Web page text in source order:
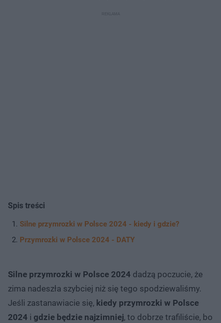
Spis treści
Silne przymrozki w Polsce 2024 - kiedy i gdzie?
Przymrozki w Polsce 2024 - DATY
Silne przymrozki w Polsce 2024 dadzą poczucie, że
zima nadeszła szybciej niż się tego spodziewaliśmy.
Jeśli zastanawiacie się, kiedy przymrozki w Polsce
2024 i gdzie będzie najzimniej, to dobrze trafiliście, bo